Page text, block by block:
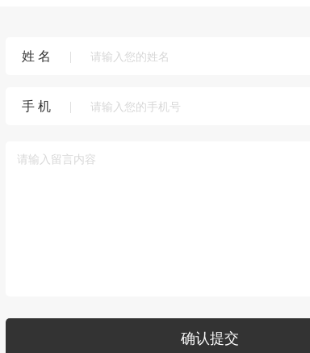
姓 名 |
手 机 |